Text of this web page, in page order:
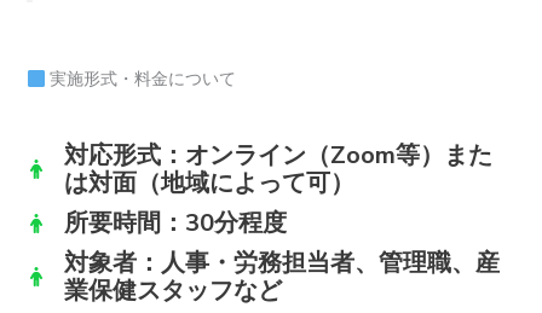
実施形式・料金について
対応形式：オンライン（Zoom等）また
は対面（地域によって可）
所要時間：30分程度
対象者：人事・労務担当者、管理職、産
業保健スタッフなど